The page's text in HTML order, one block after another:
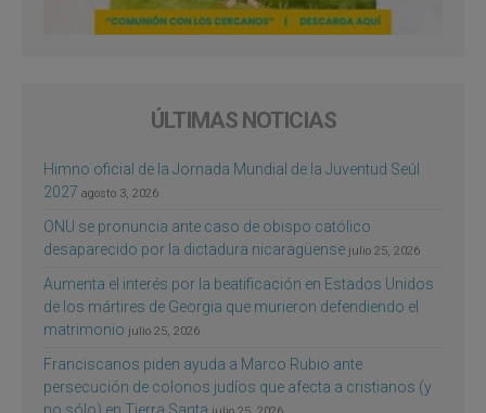
ÚLTIMAS NOTICIAS
Himno oficial de la Jornada Mundial de la Juventud Seúl
2027 agosto 3, 2026
ONU se pronuncia ante caso de obispo católico
desaparecido por la dictadura nicaragüense julio 25, 2026
Aumenta el interés por la beatificación en Estados Unidos
de los mártires de Georgia que murieron defendiendo el
matrimonio julio 25, 2026
Franciscanos piden ayuda a Marco Rubio ante
persecución de colonos judíos que afecta a cristianos (y
no sólo) en Tierra Santa